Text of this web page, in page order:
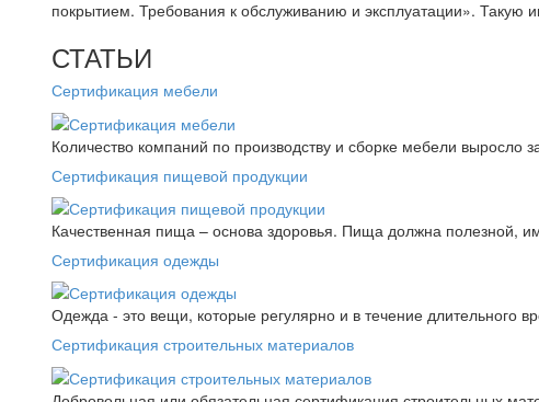
покрытием. Требования к обслуживанию и эксплуатации».
СТАТЬИ
Сертификация мебели
Количество компаний по производству и сборке мебели выросло
Сертификация пищевой продукции
Качественная пища – основа здоровья. Пища должна полезной,
Сертификация одежды
Одежда - это вещи, которые регулярно и в течение длительного
Сертификация строительных материалов